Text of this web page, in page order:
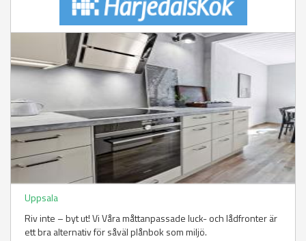
Uppsala
Riv inte – byt ut! Vi Våra måttanpassade luck- och lådfronter är
ett bra alternativ för såväl plånbok som miljö.